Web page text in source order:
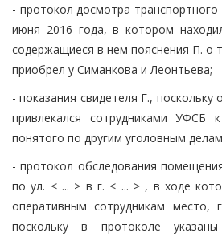
- протокол досмотра
июня 2016 года, в котором
содержащиеся в нем пояснения П. о
приобрел у Симанкова и Леонтьева;
- показания свидетеля Г., поскольку
привлекался сотрудниками УФСБ
понятого по другим уголовным
- протокол обследования
по ул. < ... > в г. < ... > , в ходе
оперативным сотрудникам место,
поскольку в протоколе